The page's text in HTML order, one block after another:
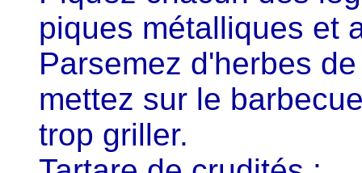
piques métalliques et
Parsemez d'herbes
mettez sur le
trop griller.